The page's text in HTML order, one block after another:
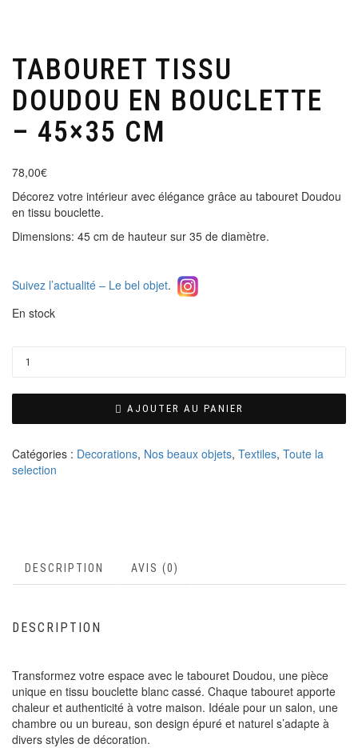
TABOURET TISSU
DOUDOU EN BOUCLETTE
– 45×35 CM
78,00€
Décorez votre intérieur avec élégance grâce au tabouret Doudou
en tissu bouclette.
Dimensions: 45 cm de hauteur sur 35 de diamètre.
Suivez l’actualité – Le bel objet.
En stock
AJOUTER AU PANIER
Catégories : Decorations, Nos beaux objets, Textiles, Toute la
selection
DESCRIPTION AVIS (0)
DESCRIPTION
Transformez votre espace avec le tabouret Doudou, une pièce
unique en tissu bouclette blanc cassé. Chaque tabouret apporte
chaleur et authenticité à votre maison. Idéale pour un salon, une
chambre ou un bureau, son design épuré et naturel s’adapte à
divers styles de décoration.